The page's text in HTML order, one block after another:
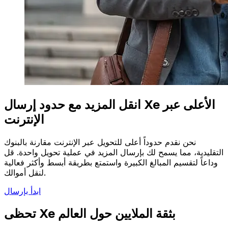
انقل المزيد مع حدود إرسال Xe الأعلى عبر
الإنترنت
نحن نقدم حدوداً أعلى للتحويل عبر الإنترنت مقارنة بالبنوك
التقليدية، مما يسمح لك بإرسال المزيد في عملية تحويل واحدة. قل
وداعاً لتقسيم المبالغ الكبيرة واستمتع بطريقة أبسط وأكثر فعالية
لنقل أموالك.
ابدأ بإرسال
تحظى Xe بثقة الملايين حول العالم